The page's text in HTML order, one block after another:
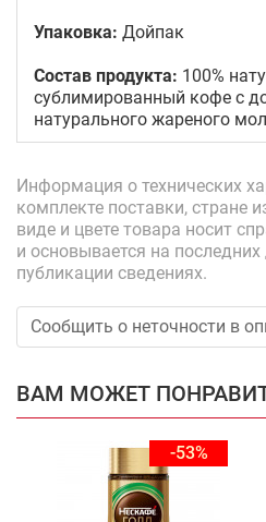
Упаковка: Дойпак
Состав продукта: 100%
сублимированный кофе с
натурального жареного
Информация о технических
комплекте поставки, стране
виде и цвете товара носит
и основывается на
публикации сведениях.
Сообщить о неточности в
ВАМ МОЖЕТ
-53%